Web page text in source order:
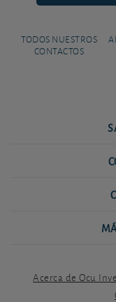
TODOS NUESTROS
CONTACTOS
Acerca de Ocu